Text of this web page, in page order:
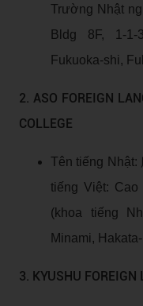
Trường Nhật
Bldg 8F, 1-1-
Fukuoka-shi,
2. ASO FOREIGN
COLLEGE
Tên tiếng Nhật:
tiếng Việt:
(khoa tiếng
Minami,
3. KYUSHU FOREIGN